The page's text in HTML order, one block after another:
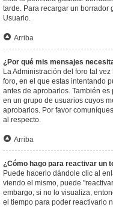
tarde. Para recargar un borrador
Usuario.
Arriba
¿Por qué mis mensajes
La Administración del foro tal
foro, en el que estas intentando
antes de aprobarlos. También
en un grupo de usuarios cuyos
aprobarlos. Por favor
al respecto.
Arriba
¿Cómo hago para reactivar un
Puede hacerlo dándole clic al
viendo el mismo, puede
embargo, si no lo visualiza,
el tiempo para poder reactivarlo